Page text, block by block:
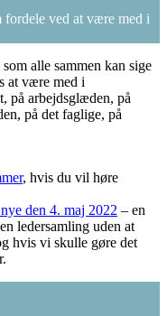
ved at være med i
alle sammen kan sige
at være med i
på arbejdsglæden, på
på det faglige, på
, hvis du vil høre
den 4. maj 2022 – en
ledersamling uden at
hvis vi skulle gøre det